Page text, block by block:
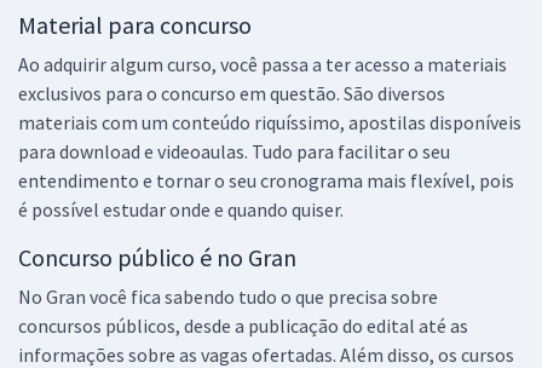
Material para concurso
Ao adquirir algum curso, você passa a ter acesso a materiais
exclusivos para o concurso em questão. São diversos
materiais com um conteúdo riquíssimo, apostilas disponíveis
para download e videoaulas. Tudo para facilitar o seu
entendimento e tornar o seu cronograma mais flexível, pois
é possível estudar onde e quando quiser.
Concurso público é no Gran
No Gran você fica sabendo tudo o que precisa sobre
concursos públicos, desde a publicação do edital até as
informações sobre as vagas ofertadas. Além disso, os cursos